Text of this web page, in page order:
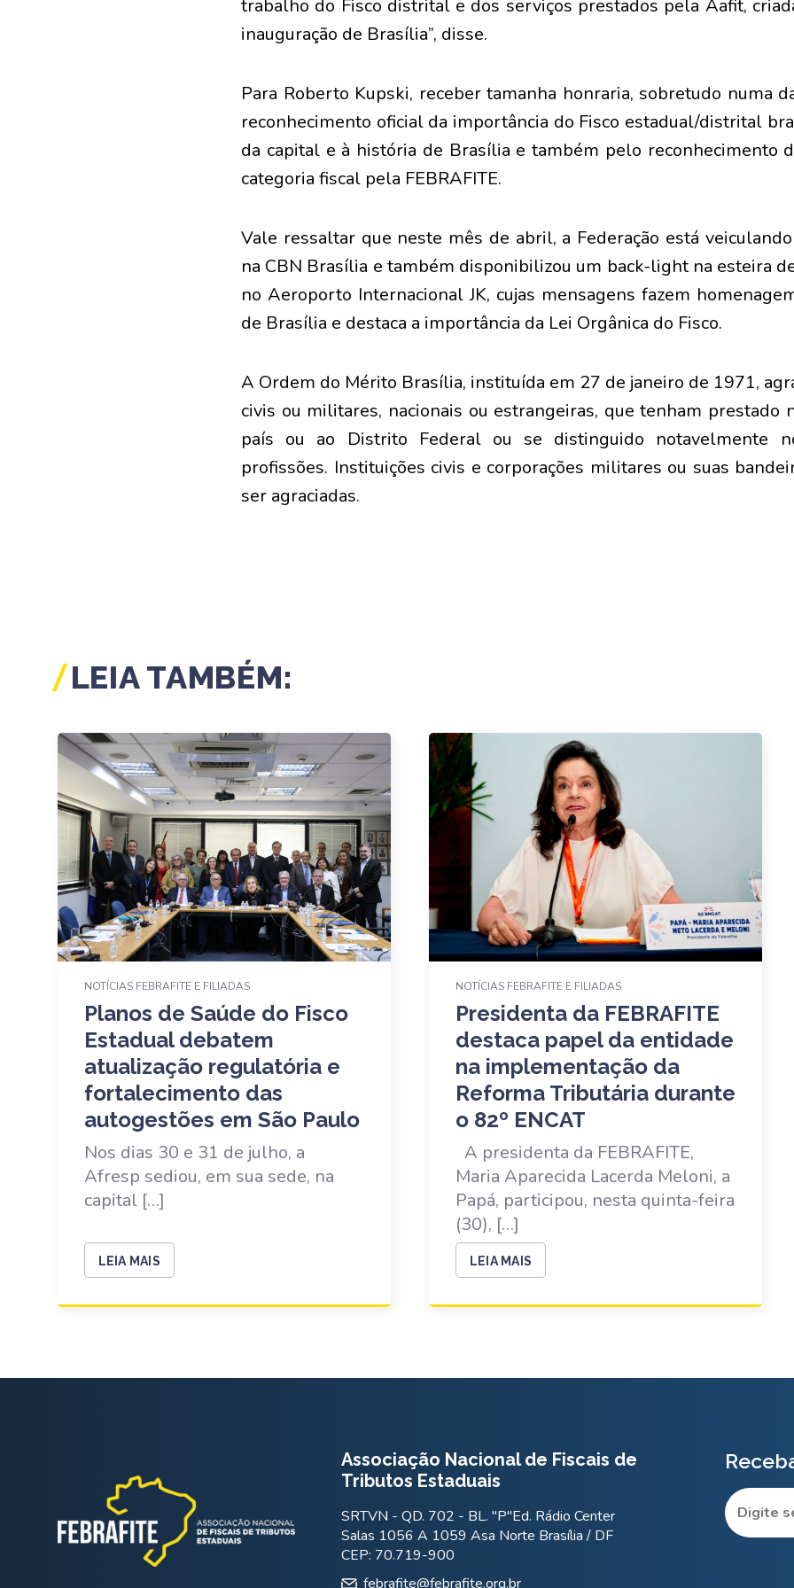
trabalho do Fisco distrital e dos serviços prestados pela Aafit,
inauguração de Brasília”, disse.
Para Roberto Kupski, receber tamanha honraria, sobretudo numa
reconhecimento oficial da importância do Fisco estadual/distrital
da capital e à história de Brasília e também pelo reconhecimento
categoria fiscal pela FEBRAFITE.
Vale ressaltar que neste mês de abril, a Federação está
na CBN Brasília e também disponibilizou um back-light na esteira
no Aeroporto Internacional JK, cujas mensagens fazem
de Brasília e destaca a importância da Lei Orgânica do Fisco.
A Ordem do Mérito Brasília, instituída em 27 de janeiro de 1971,
civis ou militares, nacionais ou estrangeiras, que tenham prestado
país ou ao Distrito Federal ou se distinguido notavelmente
profissões. Instituições civis e corporações militares ou suas
ser agraciadas.
LEIA TAMBÉM:
NOTÍCIAS FEBRAFITE E FILIADAS
Planos de Saúde do Fisco
Estadual debatem
atualização regulatória e
fortalecimento das
autogestões em São Paulo
Nos dias 30 e 31 de julho, a
Afresp sediou, em sua sede, na
capital […]
LEIA MAIS
NOTÍCIAS FEBRAFITE E FILIADAS
Presidenta da FEBRAFITE
destaca papel da entidade
na implementação da
Reforma Tributária durante
o 82º ENCAT
A presidenta da FEBRAFITE,
Maria Aparecida Lacerda Meloni, a
Papá, participou, nesta quinta-feira
(30), […]
LEIA MAIS
Associação Nacional de Fiscais de
Tributos Estaduais
SRTVN - QD. 702 - BL. "P"Ed. Rádio Center
Salas 1056 A 1059 Asa Norte Brasília / DF
CEP: 70.719-900
febrafite@febrafite.org.br